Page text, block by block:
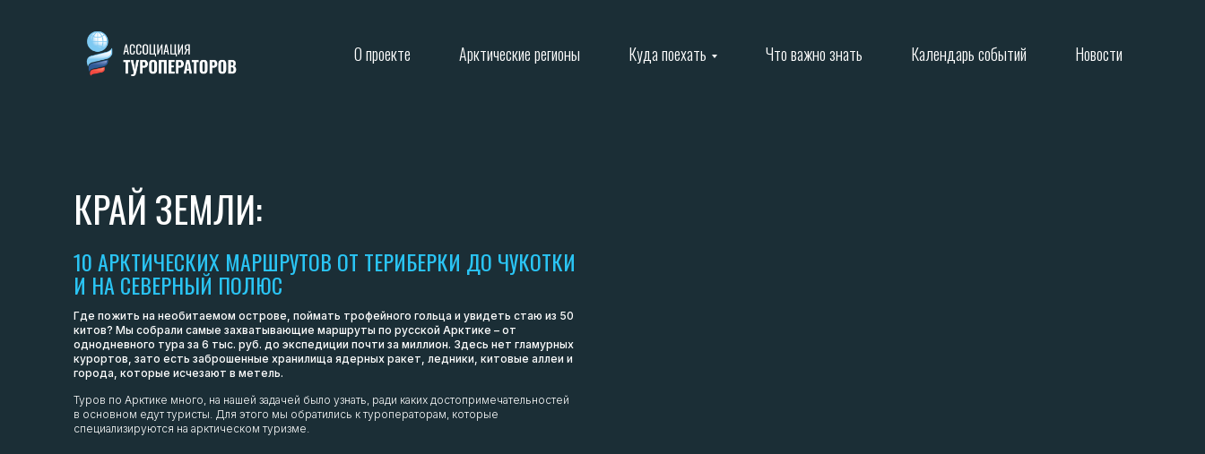
О проекте Арктические регионы Куда поехать Что важно знать Календарь событий Новости
КРАЙ ЗЕМЛИ:
10 АРКТИЧЕСКИХ МАРШРУТОВ ОТ ТЕРИБЕРКИ ДО ЧУКОТКИ
И НА СЕВЕРНЫЙ ПОЛЮС
Где пожить на необитаемом острове, поймать трофейного гольца и увидеть стаю из 50
китов? Мы собрали самые захватывающие маршруты по русской Арктике – от
однодневного тура за 6 тыс. руб. до экспедиции почти за миллион. Здесь нет гламурных
курортов, зато есть заброшенные хранилища ядерных ракет, ледники, китовые аллеи и
города, которые исчезают в метель.
Туров по Арктике много, на нашей задачей было узнать, ради каких достопримечательностей
в основном едут туристы. Для этого мы обратились к туроператорам, которые
специализируются на арктическом туризме.